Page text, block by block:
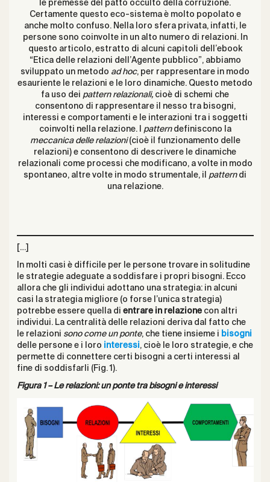
le premesse del patto occulto della corruzione.
Certamente questo eco-sistema è molto popolato e
anche molto confuso. Nella loro sfera privata, infatti, le
persone sono coinvolte in un alto numero di relazioni. In
questo articolo, estratto di alcuni capitoli dell’ebook
“Etica delle relazioni dell’Agente pubblico”, abbiamo
sviluppato un metodo ad hoc, per rappresentare in modo
esauriente le relazioni e le loro dinamiche. Questo metodo
fa uso dei pattern relazionali, cioè di schemi che
consentono di rappresentare il nesso tra bisogni,
interessi e comportamenti e le interazioni tra i soggetti
coinvolti nella relazione. I
pattern definiscono la
meccanica delle relazioni(cioè il funzionamento delle
relazioni) e consentono di descrivere le dinamiche
relazionali come processi che modificano, a volte in modo
spontaneo, altre volte in modo strumentale, il pattern di
una relazione.
[…]
In molti casi è difficile per le persone trovare in solitudine
le strategie adeguate a soddisfare i propri bisogni. Ecco
allora che gli individui adottano una strategia: in alcuni
casi la strategia migliore (o forse l’unica strategia)
potrebbe essere quella di entrare in relazione con altri
individui. La centralità delle relazioni deriva dal fatto che
le relazioni sono come un ponte, che tiene insieme i bisogni
delle persone e i loro interessi, cioè le loro strategie, e che
permette di connettere certi bisogni a certi interessi al
fine di soddisfarli (Fig. 1).
Figura 1 – Le relazioni: un ponte tra bisogni e interessi